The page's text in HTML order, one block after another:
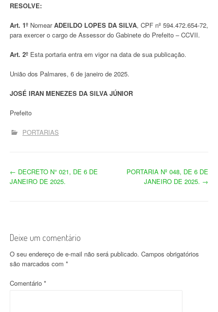
RESOLVE:
Art. 1º NomearADEILDO LOPES DA SILVA, CPF nº 594.472.654-72,
para exercer o cargo de Assessor do Gabinete do Prefeito – CCVII.
Art. 2º Esta portaria entra em vigor na data de sua publicação.
União dos Palmares, 6 de janeiro de 2025.
JOSÉ IRAN MENEZES DA SILVA JÚNIOR
Prefeito
PORTARIAS
N
g
a
ç
← DECRETO N° 021, DE 6 DE
JANEIRO DE 2025.
PORTARIA Nº 048, DE 6 DE
JANEIRO DE 2025. →
Deixe um comentário
O seu endereço de e-mail não será publicado. Campos obrigatórios
são marcados com *
Comentário *